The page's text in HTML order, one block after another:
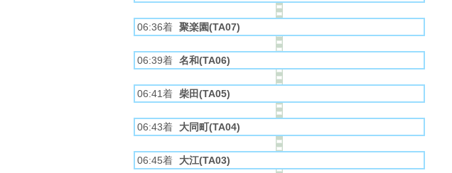
06:36着 聚楽園(TA07)
06:39着 名和(TA06)
06:41着 柴田(TA05)
06:43着 大同町(TA04)
06:45着 大江(TA03)